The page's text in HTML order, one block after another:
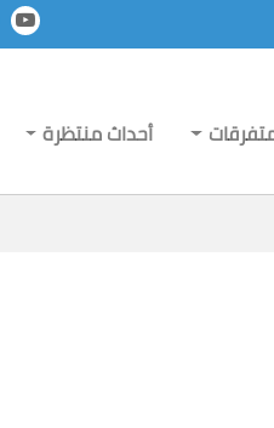
أحداث منتظرة